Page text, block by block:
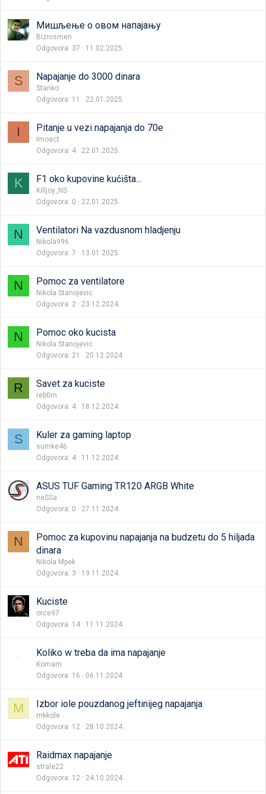
Мишљење о овом напајању
Biznismen
Odgovora 37 11.02.2025.
S Napajanje do 3000 dinara
Stanko
Odgovora 11 22.01.2025.
I Pitanje u vezi napajanja do 70e
Imoact
Odgovora 4 22.01.2025.
K F1 oko kupovine kućišta...
Killjoy_NS
Odgovora 0 22.01.2025.
N Ventilatori Na vazdusnom hladjenju
Nikola996
Odgovora 7 13.01.2025.
N Pomoc za ventilatore
Nikola Stanojevic
Odgovora 2 23.12.2024.
N Pomoc oko kucista
Nikola Stanojevic
Odgovora 21 20.12.2024.
R Savet za kuciste
reb0rn
Odgovora 4 18.12.2024.
S Kuler za gaming laptop
sumke46
Odgovora 4 11.12.2024.
ASUS TUF Gaming TR120 ARGB White
neSSa
Odgovora 0 27.11.2024.
N
Pomoc za kupovinu napajanja na budzetu do 5 hiljada
dinara
Nikola Mpek
Odgovora 3 19.11.2024.
Kuciste
orce97
Odgovora 14 11.11.2024.
Koliko w treba da ima napajanje
Komam
Odgovora 16 06.11.2024.
M Izbor iole pouzdanog jeftinijeg napajanja
mkkole
Odgovora 12 28.10.2024.
Raidmax napajanje
strale22
Odgovora 12 24.10.2024.